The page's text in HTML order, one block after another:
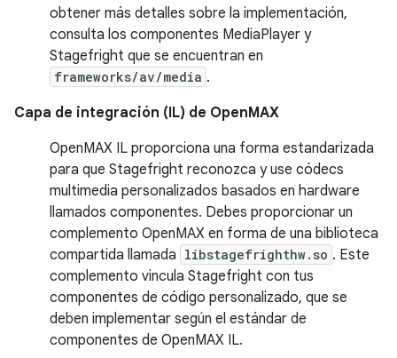
obtener más detalles sobre la implementación,
consulta los componentes MediaPlayer y
Stagefright que se encuentran en
frameworks/av/media .
Capa de integración (IL) de OpenMAX
OpenMAX IL proporciona una forma estandarizada
para que Stagefright reconozca y use códecs
multimedia personalizados basados en hardware
llamados componentes. Debes proporcionar un
complemento OpenMAX en forma de una biblioteca
compartida llamada libstagefrighthw.so . Este
complemento vincula Stagefright con tus
componentes de código personalizado, que se
deben implementar según el estándar de
componentes de OpenMAX IL.